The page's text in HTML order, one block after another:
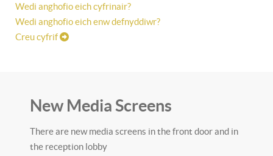
Wedi anghofio eich cyfrinair?
Wedi anghofio eich enw defnyddiwr?
Creu cyfrif
New Media Screens
There are new media screens in the front door and in
the reception lobby